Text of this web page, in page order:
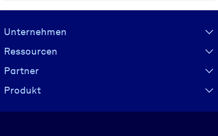
Visually hidden Text
Unternehmen
Ressourcen
Partner
Produkt